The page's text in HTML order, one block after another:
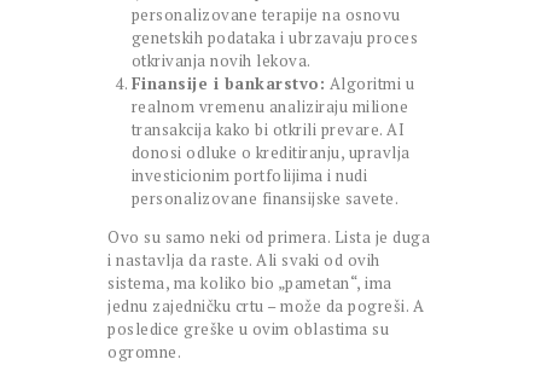
personalizovane terapije na osnovu
genetskih podataka i ubrzavaju proces
otkrivanja novih lekova.
Finansije i bankarstvo: Algoritmi u
realnom vremenu analiziraju milione
transakcija kako bi otkrili prevare. AI
donosi odluke o kreditiranju, upravlja
investicionim portfolijima i nudi
personalizovane finansijske savete.
Ovo su samo neki od primera. Lista je duga
i nastavlja da raste. Ali svaki od ovih
sistema, ma koliko bio „pametan“, ima
jednu zajedničku crtu – može da pogreši. A
posledice greške u ovim oblastima su
ogromne.